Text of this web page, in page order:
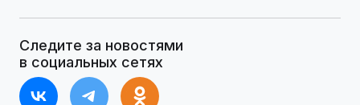
Следите за новостями
в социальных сетях